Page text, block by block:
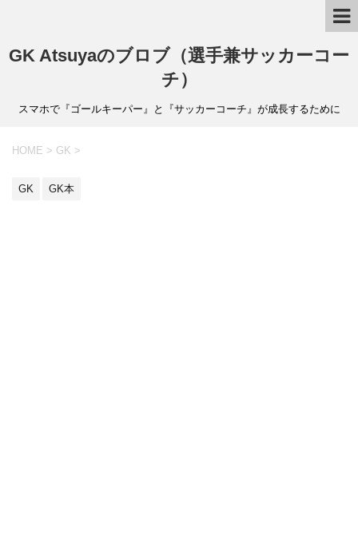
GK Atsuyaのブロブ（選手兼サッカーコー
チ）
スマホで『ゴールキーパー』と『サッカーコーチ』が成長するために
HOME > GK >
GK GK本